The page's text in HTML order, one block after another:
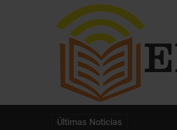
Últimas Noticias